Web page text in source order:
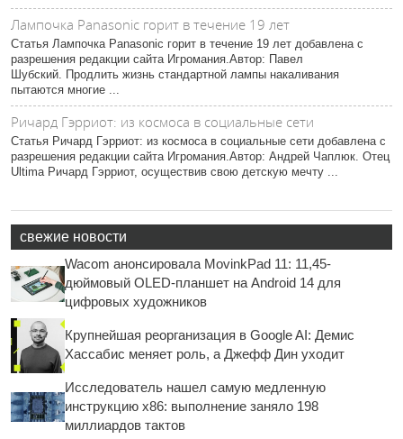
Лампочка Panasonic горит в течение 19 лет
Статья Лампочка Panasonic горит в течение 19 лет добавлена с
разрешения редакции сайта Игромания.Автор: Павел
Шубский. Продлить жизнь стандартной лампы накаливания
пытаются многие ...
Ричард Гэрриот: из космоса в социальные сети
Статья Ричард Гэрриот: из космоса в социальные сети добавлена с
разрешения редакции сайта Игромания.Автор: Андрей Чаплюк. Отец
Ultima Ричард Гэрриот, осуществив свою детскую мечту ...
свежие новости
Wacom анонсировала MovinkPad 11: 11,45-
дюймовый OLED-планшет на Android 14 для
цифровых художников
Крупнейшая реорганизация в Google AI: Демис
Хассабис меняет роль, а Джефф Дин уходит
Исследователь нашел самую медленную
инструкцию x86: выполнение заняло 198
миллиардов тактов